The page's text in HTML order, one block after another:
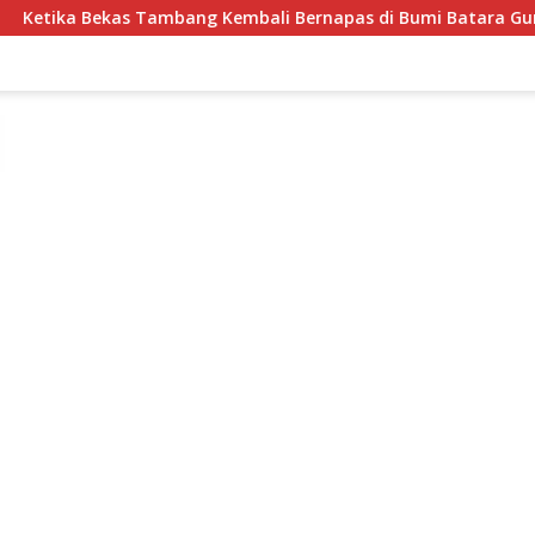
Kembali Bernapas di Bumi Batara Guru